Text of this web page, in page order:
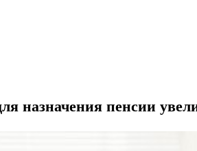
назначения пенсии